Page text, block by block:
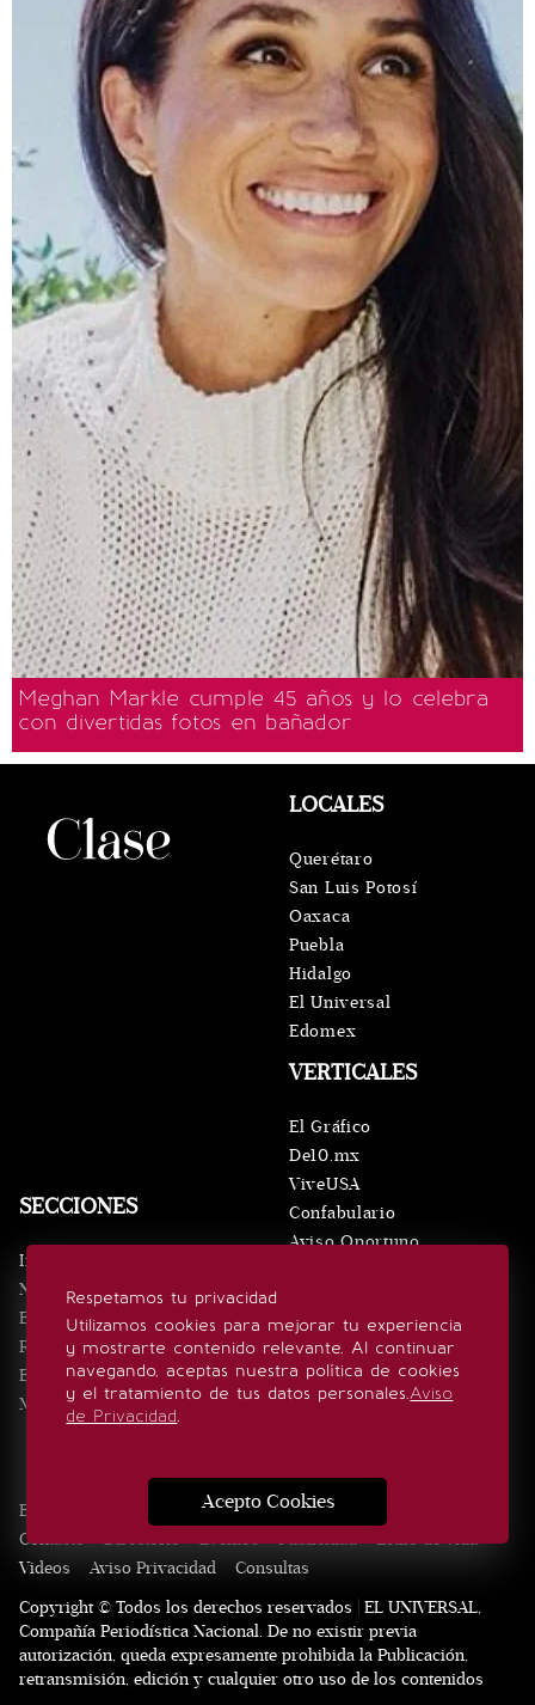
Meghan Markle cumple 45 años y lo celebra
con divertidas fotos en bañador
Respetamos tu privacidad
Utilizamos cookies para mejorar tu experiencia
y mostrarte contenido relevante. Al continuar
navegando, aceptas nuestra política de cookies
y el tratamiento de tus datos personales.Aviso
de Privacidad.
Acepto Cookies
SECCIONES
Inicio
Noticias
Eventos
Realeza
Estilo de vida
Minuto x Minuto
VERTICALES
El Gráfico
De10.mx
ViveUSA
Confabulario
Aviso Oportuno
LOCALES
Querétaro
San Luis Potosí
Oaxaca
Puebla
Hidalgo
El Universal
Edomex
SÍGUENOS
Edición Impresa Noticias Quiénes somos
Contacto
Directorio Eventos Publicidad
Estilo de vida
Videos
Aviso Privacidad
Consultas
Copyright © Todos los derechos reservados | EL UNIVERSAL,
Compañía Periodística Nacional. De no existir previa
autorización, queda expresamente prohibida la Publicación,
retransmisión, edición y cualquier otro uso de los contenidos